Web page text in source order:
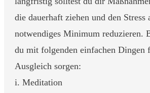
die dauerhaft ziehen und den Stress
notwendiges Minimum reduzieren.
du mit folgenden einfachen Dingen
Ausgleich sorgen:
i. Meditation